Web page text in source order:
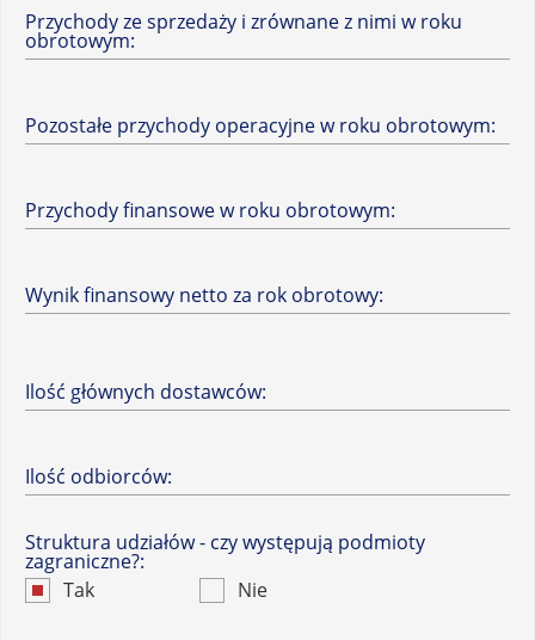
Przychody ze sprzedaży i zrównane z nimi w roku
obrotowym:
Pozostałe przychody operacyjne w roku obrotowym:
Przychody finansowe w roku obrotowym:
Wynik finansowy netto za rok obrotowy:
Ilość głównych dostawców:
Ilość odbiorców:
Struktura udziałów - czy występują podmioty
zagraniczne?:
Tak
Nie